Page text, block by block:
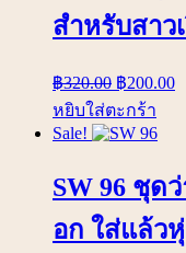
สำหรับสาว
฿320.00 ฿200.00
หยิบใส่ตะกร้า
Sale!
SW 96 ชุด
อก ใส่แล้ว